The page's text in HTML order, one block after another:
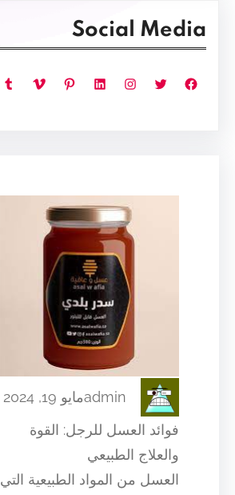
Social Media
فيسبوك تويتر إنستجرام لينكد إن بينتريست فيميو تمبلر
adminمايو 19, 2024
فوائد العسل للرجل: القوة
والعلاج الطبيعي
العسل من المواد الطبيعية التي